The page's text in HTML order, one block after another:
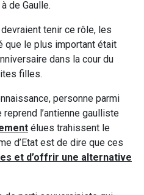
de Gaulle.
tenir ce rôle, les
que le plus important était
dans la cour du
filles.
personne parmi
l’antienne gaulliste
élues trahissent le
d’Etat est de dire que ces
et d’offrir une alternative